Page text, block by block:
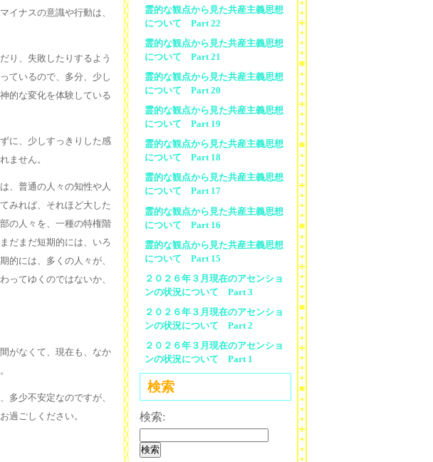
イナスの意識や行動は、
り、失敗したりするよう
ているので、多分、少し
的な変化を体験している
に、少しすっきりした感
ません。
、普通の人々の知性や人
みれば、それほど大した
の人々を、一種の特権階
だまだ短期的には、いろ
的には、多くの人々が、
ってゆくのではないか、
がなくて、現在も、なか
多少不安定なのですが、
過ごしください。
霊的な観点から見た共産主義思想
について Part 22
霊的な観点から見た共産主義思想
について Part 21
霊的な観点から見た共産主義思想
について Part 20
霊的な観点から見た共産主義思想
について Part 19
霊的な観点から見た共産主義思想
について Part 18
霊的な観点から見た共産主義思想
について Part 17
霊的な観点から見た共産主義思想
について Part 16
霊的な観点から見た共産主義思想
について Part 15
２０２６年３月現在のアセンショ
ンの状況について Part 3
２０２６年３月現在のアセンショ
ンの状況について Part 2
２０２６年３月現在のアセンショ
ンの状況について Part 1
検索
検索: